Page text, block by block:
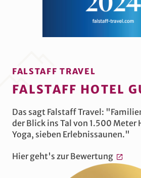
FALSTAFF TRAVEL
FALSTAFF HOTEL
Das sagt Falstaff Travel:
der Blick ins Tal von 1.500 Meter
Yoga, sieben Erlebnissaunen."
Hier geht's zur Bewertung